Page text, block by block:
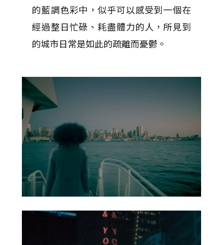
的藍調色彩中，似乎可以感受到一個在
經過整日忙碌、耗盡體力的人，所見到
的城市日常是如此的疏離而憂鬱。